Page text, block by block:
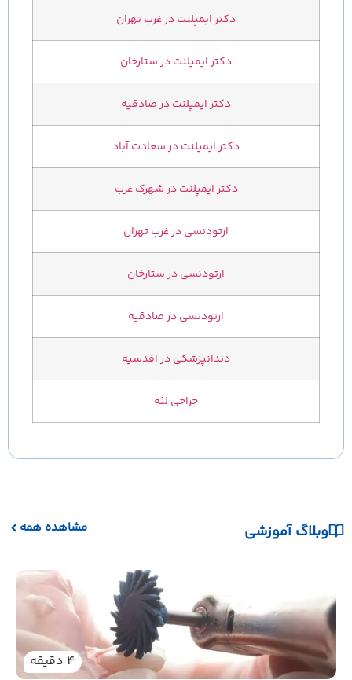
دکتر ایمپلنت در غرب تهران
دکتر ایمپلنت در ستارخان
دکتر ایمپلنت در صادقیه
دکتر ایمپلنت در سعادت آباد
دکتر ایمپلنت در شهرک غرب
ارتودنسی در غرب تهران
ارتودنسی در ستارخان
ارتودنسی در صادقیه
دندانپزشکی در اقدسیه
جراحی لثه
وبلاگ آموزشی مشاهده همه
4دقیقه
یکی